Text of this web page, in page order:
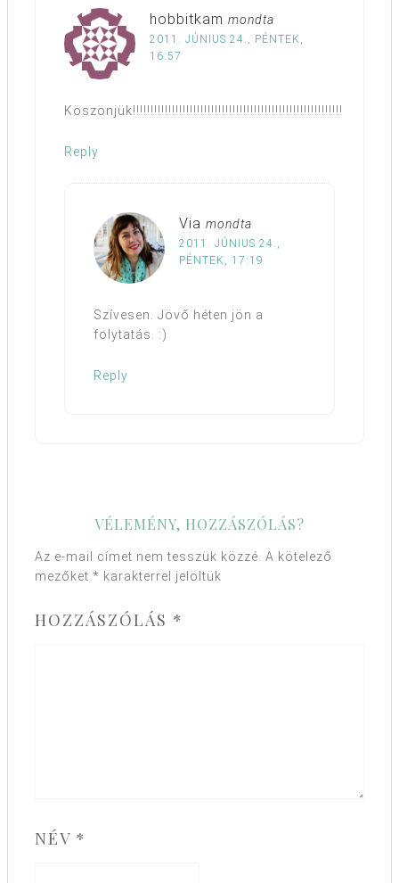
hobbitkam mondta
2011. JÚNIUS 24., PÉNTEK,
16:57
Köszönjük!!!!!!!!!!!!!!!!!!!!!!!!!!!!!!!!!!!!!!!!!!!!!!!!!!!!!!!!!!!
Reply
Via mondta
2011. JÚNIUS 24.,
PÉNTEK, 17:19
Szívesen. Jövő héten jön a
folytatás. :)
Reply
VÉLEMÉNY, HOZZÁSZÓLÁS?
Az e-mail címet nem tesszük közzé. A kötelező
mezőket * karakterrel jelöltük
HOZZÁSZÓLÁS *
NÉV *